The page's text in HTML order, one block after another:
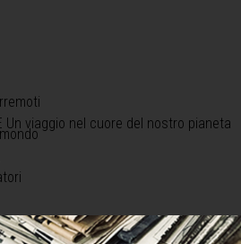
Un viaggio nel cuore del nostro pianeta